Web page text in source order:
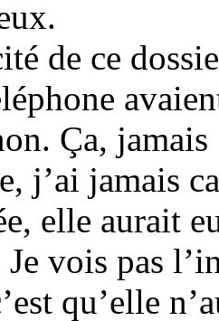
de ce
Ça, jamais
j’ai jamais
elle aurait
vois pas
qu’elle